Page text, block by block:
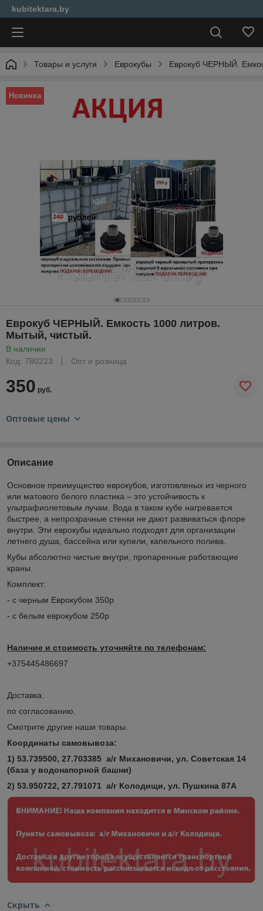
kubitektara.by
Товары и услуги Еврокубы Еврокуб ЧЕРНЫЙ.
Новинка
Еврокуб ЧЕРНЫЙ. Емкость 1000 литров.
Мытый, чистый.
В наличии
Код: 780223
Опт и розница
350 руб.
Оптовые цены
Описание
Основное преимущество еврокубов, изготовленых из черного
или матового белого пластика – это устойчивость к
ультрафиолетовым лучам. Вода в таком кубе нагревается
быстрее, а непрозрачные стенки не дают развиваться флоре
внутри. Эти еврокубы идеально подходят для организации
летнего душа, бассейна или купели, капельного полива.
Кубы абсолютно чистые внутри, пропаренные работающие
краны.
Комплект:
- с черным Еврокубом 350р
- с белым еврокубом 250р
Наличие и стоимость уточняйте по телефонам:
+375445486697
Доставка:
по согласованию.
Смотрите другие наши товары.
Координаты самовывоза:
1) 53.739500, 27.703385 а/г Михановичи, ул. Советская 14
(база у водонапорной башни)
2) 53.950722, 27.791071 а/г Колодищи, ул. Пушкина 87А
Скрыть